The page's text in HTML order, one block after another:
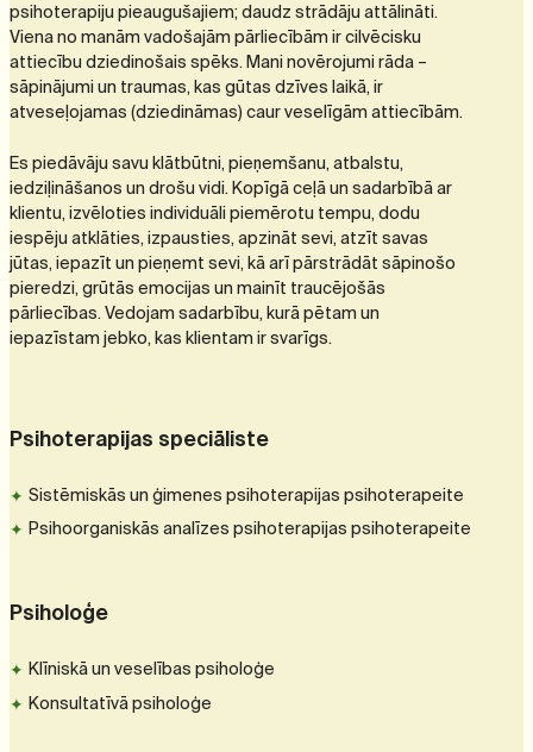
psihoterapiju pieaugušajiem; daudz strādāju attālināti.
Viena no manām vadošajām pārliecībām ir cilvēcisku
attiecību dziedinošais spēks. Mani novērojumi rāda –
sāpinājumi un traumas, kas gūtas dzīves laikā, ir
atveseļojamas (dziedināmas) caur veselīgām attiecībām.
Es piedāvāju savu klātbūtni, pieņemšanu, atbalstu,
iedziļināšanos un drošu vidi. Kopīgā ceļā un sadarbībā ar
klientu, izvēloties individuāli piemērotu tempu, dodu
iespēju atklāties, izpausties, apzināt sevi, atzīt savas
jūtas, iepazīt un pieņemt sevi, kā arī pārstrādāt sāpinošo
pieredzi, grūtās emocijas un mainīt traucējošās
pārliecības. Vedojam sadarbību, kurā pētam un
iepazīstam jebko, kas klientam ir svarīgs.
Psihoterapijas speciāliste
Sistēmiskās un ģimenes psihoterapijas psihoterapeite
Psihoorganiskās analīzes psihoterapijas psihoterapeite
Psiholoģe
Klīniskā un veselības psiholoģe
Konsultatīvā psiholoģe